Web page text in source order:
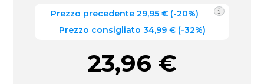
Prezzo precedente 29,95 € (-20%)
Prezzo consigliato 34,99 € (-32%)
23,96 €